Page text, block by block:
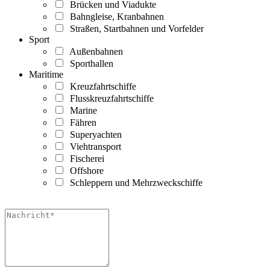
Brücken und Viadukte
Bahngleise, Kranbahnen
Straßen, Startbahnen und Vorfelder
Sport
Außenbahnen
Sporthallen
Maritime
Kreuzfahrtschiffe
Flusskreuzfahrtschiffe
Marine
Fähren
Superyachten
Viehtransport
Fischerei
Offshore
Schleppern und Mehrzweckschiffe